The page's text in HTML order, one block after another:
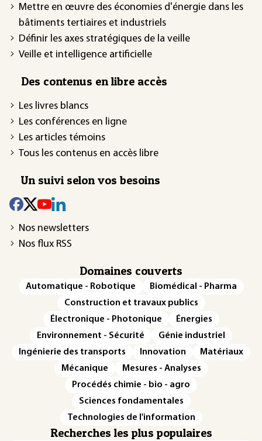
Mettre en œuvre des économies d'énergie dans les
bâtiments tertiaires et industriels
Définir les axes stratégiques de la veille
Veille et intelligence artificielle
Des contenus en libre accès
Les livres blancs
Les conférences en ligne
Les articles témoins
Tous les contenus en accès libre
Un suivi selon vos besoins
Nos newsletters
Nos flux RSS
Domaines couverts
Automatique - Robotique
Biomédical - Pharma
Construction et travaux publics
Électronique - Photonique
Énergies
Environnement - Sécurité
Génie industriel
Ingénierie des transports
Innovation
Matériaux
Mécanique
Mesures - Analyses
Procédés chimie - bio - agro
Sciences fondamentales
Technologies de l'information
Recherches les plus populaires